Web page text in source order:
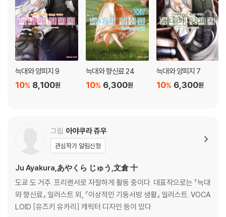
늑대와 양피지 9
8,100원
10%
늑대와 향신료 24
6,300원
10%
늑대와 양피지 7
6,300원
10%
그림 아야쿠라 쥬우
관심작가 알림신청
Ju Ayakura,あやくら じゅう,文倉 十
도쿄 도 거주. 프리랜서로 자잘하게 활동 중이다. 대표작으로는 『늑대
와 향신료』 일러스트 외, 『이상적인 기둥서방 생활』 일러스트. VOCA
LOID [유즈키 유카리] 캐릭터 디자인 등이 있다.